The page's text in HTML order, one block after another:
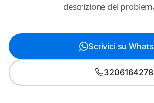
descrizione del
Scrivici su
3206164278